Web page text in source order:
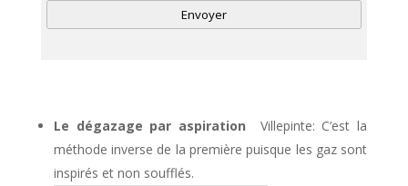
e
Le dégazage par aspiration Villepinte: C’est la
méthode inverse de la première puisque les gaz sont
inspirés et non soufflés.